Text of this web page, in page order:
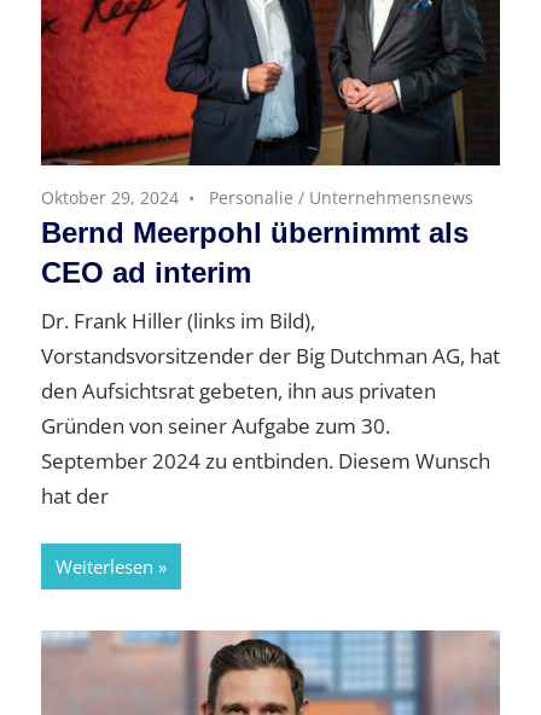
Oktober 29, 2024 Personalie / Unternehmensnews
Bernd Meerpohl übernimmt als
CEO ad interim
Dr. Frank Hiller (links im Bild),
Vorstandsvorsitzender der Big Dutchman AG, hat
den Aufsichtsrat gebeten, ihn aus privaten
Gründen von seiner Aufgabe zum 30.
September 2024 zu entbinden. Diesem Wunsch
hat der
Weiterlesen